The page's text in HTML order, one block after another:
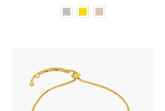
régulierréduit